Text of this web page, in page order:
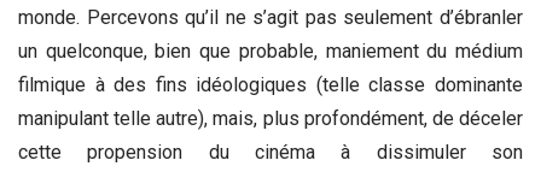
monde. Percevons qu’il ne s’agit pas seulement d’ébranler
un quelconque, bien que probable, maniement du médium
filmique à des fins idéologiques (telle classe dominante
manipulant telle autre), mais, plus profondément, de déceler
cette propension du cinéma à dissimuler son